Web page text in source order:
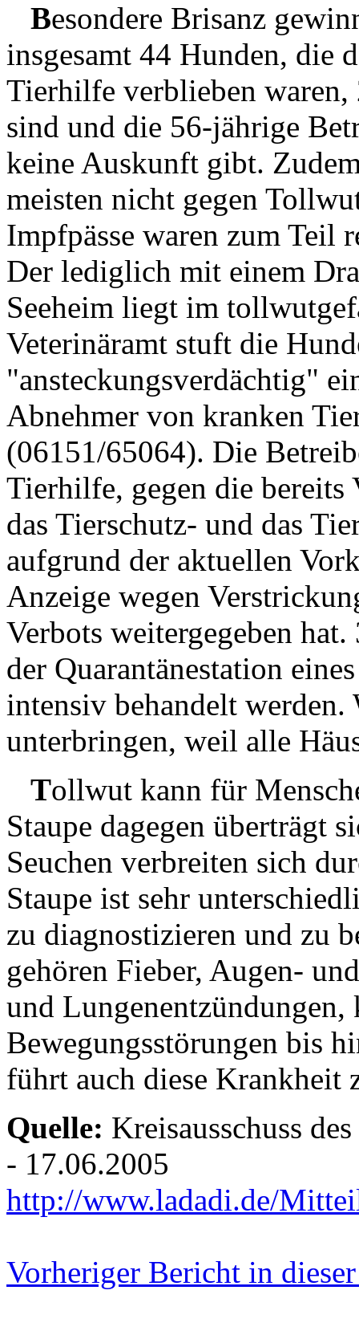
Besondere Brisanz
insgesamt 44 Hunden, die
Tierhilfe verblieben
sind und die 56-jährige
keine Auskunft gibt.
meisten nicht gegen
Impfpässe waren zum Teil
Der lediglich mit einem
Seeheim liegt im
Veterinäramt stuft die
"ansteckungsverdächtig"
Abnehmer von kranken
(06151/65064). Die
Tierhilfe, gegen die bereits
das Tierschutz- und das
aufgrund der aktuellen
Anzeige wegen
Verbots weitergegeben
der Quarantänestation
intensiv behandelt
unterbringen, weil alle
Tollwut kann für
Staupe dagegen überträgt
Seuchen verbreiten sich
Staupe ist sehr
zu diagnostizieren und zu
gehören Fieber, Augen-
und
Bewegungsstörungen bis
führt auch diese Krankheit
Quelle: Kreisausschuss
- 17.06.2005
http://www.ladadi.de/
Vorheriger Bericht in